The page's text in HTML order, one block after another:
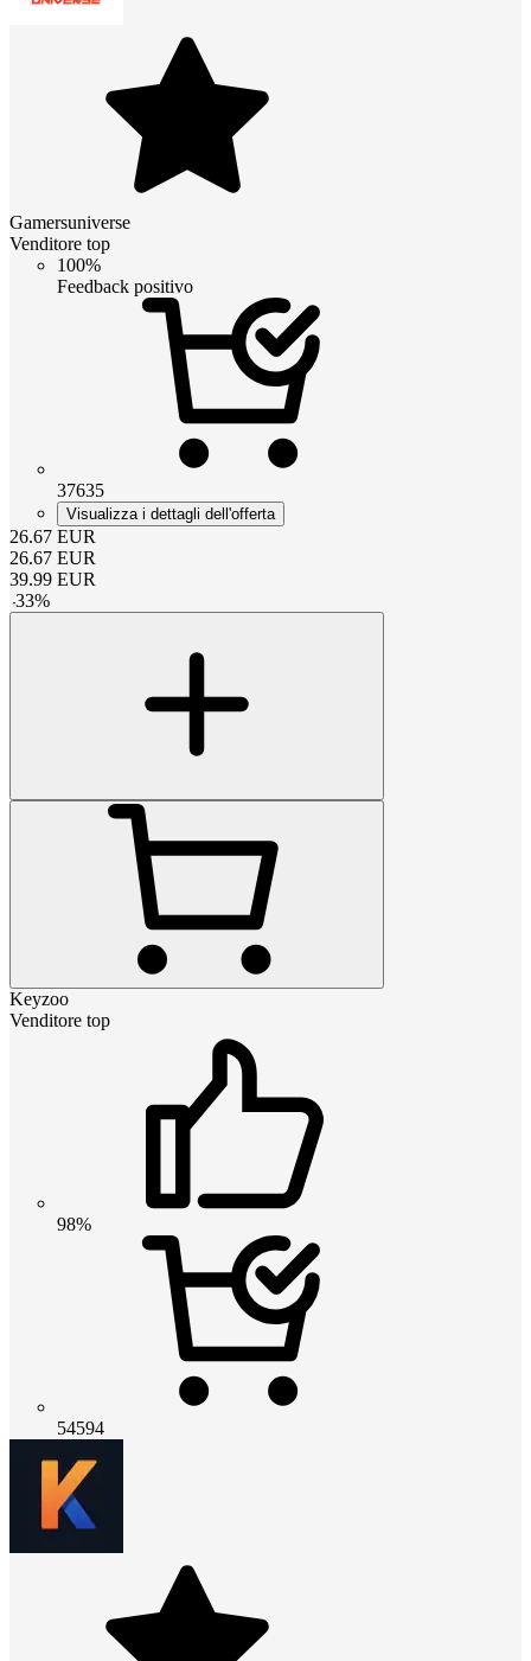
Gamersuniverse
Venditore top
100%
Feedback positivo
37635
Visualizza i dettagli dell'offerta
26.67 EUR
26.67 EUR
39.99 EUR
-33%
Keyzoo
Venditore top
98%
54594